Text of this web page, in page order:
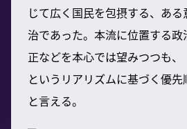
じて広く国民を包摂する、あ
治であった。本流に位置する
正などを本心では望みつつも、
というリアリズムに基づく優
と言える。